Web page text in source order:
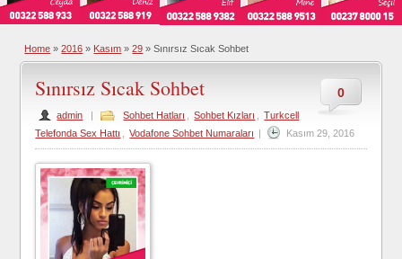
Home » 2016 » Kasım » 29 » Sınırsız Sıcak Sohbet
0
Sınırsız Sıcak Sohbet
admin | Sohbet Hatları Sohbet Kızları
Turkcell
Telefonda Sex Hattı
Vodafone Sohbet Numaraları | Kasım 29, 2016